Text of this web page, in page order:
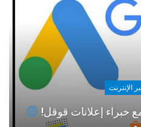
الإنترنت
خبراء إعلانات قوقل!